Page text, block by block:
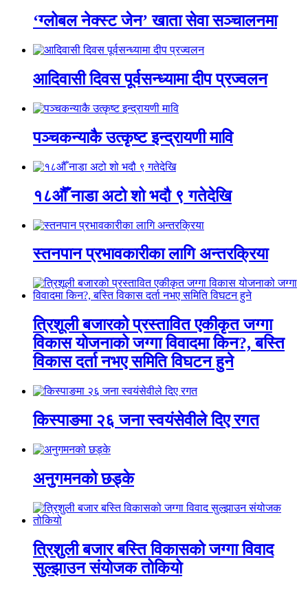
‘ग्लोबल नेक्स्ट जेन’ खाता सेवा सञ्चालनमा
आदिवासी दिवस पूर्वसन्ध्यामा दीप प्रज्वलन
पञ्चकन्याकै उत्कृष्ट इन्द्रायणी मावि
१८औँ नाडा अटो शो भदौ ९ गतेदेखि
स्तनपान प्रभावकारीका लागि अन्तरक्रिया
त्रिशूली बजारको प्रस्तावित एकीकृत जग्गा
विकास योजनाको जग्गा विवादमा किन?, बस्ति
विकास दर्ता नभए समिति विघटन हुने
किस्पाङमा २६ जना स्वयंसेवीले दिए रगत
अनुगमनको छड्के
त्रिशुली बजार बस्ति विकासको जग्गा विवाद
सुल्झाउन संयोजक तोकियो